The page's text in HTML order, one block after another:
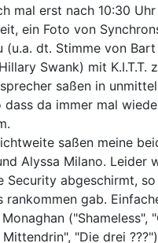
mal erst nach 10:30
ein Foto von
(u.a. dt. Stimme von Bart
Swank) mit K.I.T.T.
saßen in
dass da immer mal
saßen meine
Alyssa Milano. Leider
Security abgeschirmt,
rankommen gab.
("Shameless",
"Die drei